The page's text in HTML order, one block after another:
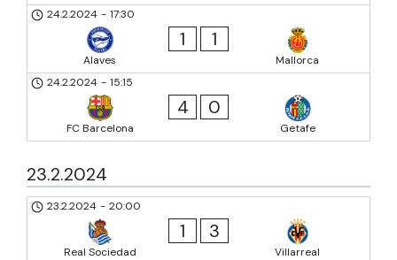
24.2.2024 - 17:30
Alaves
1 1
Mallorca
24.2.2024 - 15:15
FC Barcelona
4 0
Getafe
23.2.2024
23.2.2024 - 20:00
Real Sociedad
1 3
Villarreal